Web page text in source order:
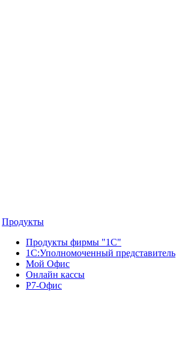
Продукты
Продукты фирмы "1С"
1С:Уполномоченный представитель
Мой Офис
Онлайн кассы
Р7-Офис